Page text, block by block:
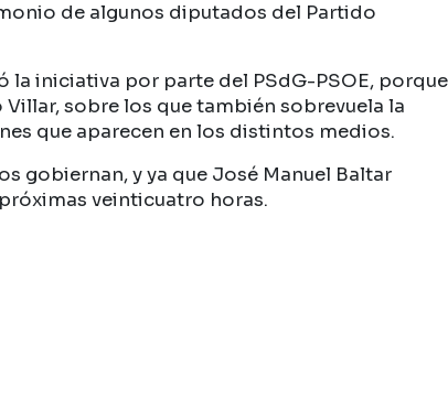
de algunos diputados del Partido
la iniciativa por parte del PSdG-PSOE, porque
sobre los que también sobrevuela la
que aparecen en los distintos medios.
gobiernan, y ya que José Manuel Baltar
veinticuatro horas.